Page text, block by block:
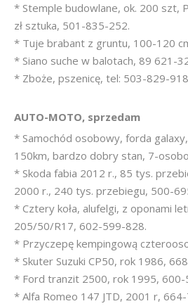
* Stemple budowlane, ok. 200 szt,
zł sztuka, 501-835-252.
* Tuje brabant z gruntu, 100-120
* Siano suche w balotach, 89 621-
* Zboże, pszenicę, tel: 503-829-
AUTO-MOTO, sprzedam
* Samochód osobowy, forda
150km, bardzo dobry stan, 7-
* Skoda fabia 2012 r., 85 tys.
2000 r., 240 tys. przebiegu, 500-
* Cztery koła, alufelgi, z oponami
205/50/R17, 602-599-828.
* Przyczepę kempingową
* Skuter Suzuki CP50, rok 1986,
* Ford tranzit 2500, rok 1995, 600-
* Alfa Romeo 147 JTD, 2001 r,